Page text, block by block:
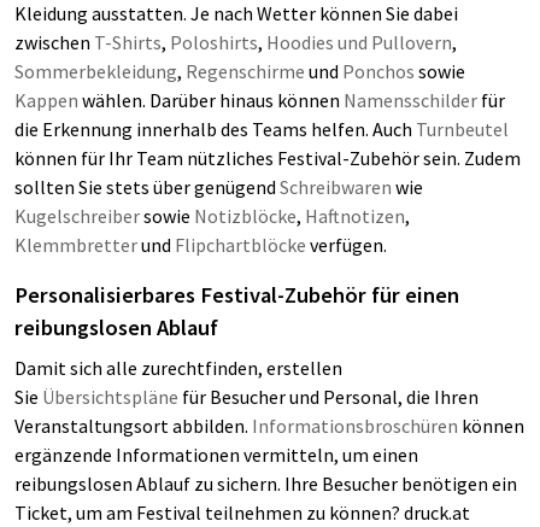
Kleidung ausstatten. Je nach Wetter können Sie dabei
zwischen T-Shirts, Poloshirts, Hoodies und Pullovern,
Sommerbekleidung, Regenschirme und Ponchos sowie
Kappen wählen. Darüber hinaus können Namensschilder für
die Erkennung innerhalb des Teams helfen. Auch Turnbeutel
können für Ihr Team nützliches Festival-Zubehör sein. Zudem
sollten Sie stets über genügend Schreibwaren wie
Kugelschreibersowie Notizblöcke, Haftnotizen,
Klemmbretterund Flipchartblöcke verfügen.
Personalisierbares Festival-Zubehör für einen
reibungslosen Ablauf
Damit sich alle zurechtfinden, erstellen
Sie Übersichtspläne für Besucher und Personal, die Ihren
Veranstaltungsort abbilden. Informationsbroschüren können
ergänzende Informationen vermitteln, um einen
reibungslosen Ablauf zu sichern. Ihre Besucher benötigen ein
Ticket, um am Festival teilnehmen zu können? druck.at